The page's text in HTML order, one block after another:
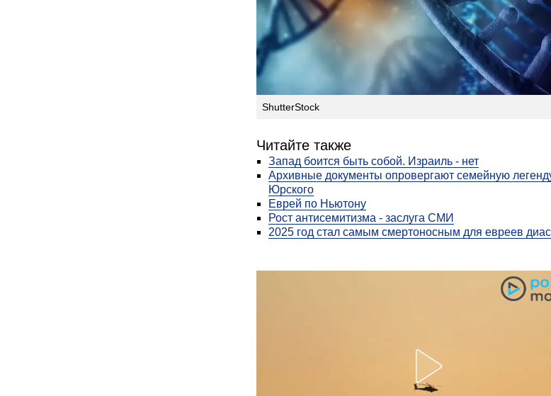
ShutterStock
Читайте также
Запад боится быть собой. Израиль - нет
Архивные документы опровергают семейную
Юрского
Еврей по Ньютону
Рост антисемитизма - заслуга СМИ
2025 год стал самым смертоносным для евреев